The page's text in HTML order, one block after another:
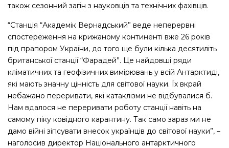
також сезонний загін з науковців та технічних фахівців.
“Станція “Академік Вернадський” веде неперервні
спостереження на крижаному континенті вже 26 років
під прапором України, до того ще були кілька десятиліть
британської станції “Фарадей”. Це найдовші ряди
кліматичних та геофізичних вимірювань у всій Антарктиді,
які мають значну цінність для світової науки. Їх вкрай
небажано переривати, які катаклізми не відбувалися б.
Нам вдалося не переривати роботу станції навіть на
самому піку ковідного карантину. Так само зараз ми не
дамо війні зіпсувати внесок українців до світової науки”, –
наголосив директор Національного антарктичного